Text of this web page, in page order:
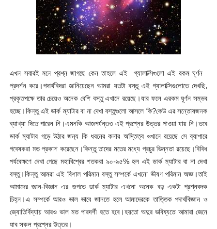
এখন সবারই মনে প্রশ্ন জাগছে কেন তাহলে এই গ্যালাক্সিগুলো এই রকম ঘূর্ণন
প্রদর্শন করে।পদার্থবিদরা জানিয়েছেন আমরা যতটা বস্তু এই গ্যালাক্সিগুলোতে দেখছি,
প্রকৃতপক্ষে তার চেয়েও অনেক বেশি বস্তু এখানে রয়েছে।যার ফলে এরকম ঘূর্ণন সম্ভব
হচ্ছে।কিন্তু এই ডার্ক ম্যাটার বা না দেখা বস্তুগুলো আসলে কি?কেউ এর সন্তোষজনক
ব্যাখ্যা দিতে পারেন নি।এমনকি আজপর্যন্তও এই প্রশ্নের উত্তর পাওয়া যায় নি।তবে
ডার্ক ম্যাটার গড়ে উঠার জন্য কি ধরনের কনার অস্তিত্ব ওখানে রয়েছে সে ব্যাপারে
গবেষকরা মত প্রকাশ করেছেন।কিন্তু তাদের মতের মধ্যে প্রচুর ভিন্নতা রয়েছে।বিবিধ
পর্যবেক্ষণে দেখা গেছে মহাবিশ্বের শতকরা ৯০-৯৫% হল এই ডার্ক ম্যাটার বা না দেখা
বস্তু।কিন্তু আমরা এই বিশাল পরিমান বস্তু সম্পর্কে এখনো ভীষণ পরিমান অজ্ঞ।তাই
আমাদের জ্ঞান-বিজ্ঞান এর জগতে ডার্ক ম্যাটার এখনো অনেক বড় একটা প্রশ্নবদক
চিহ্ন।এ সম্পর্কে আরও ভাল ভাবে জানতে হলে আমাদেরকে তাত্তিক পদার্থবিজ্ঞান ও
জ্যোতির্বিদ্যায় আরও ভাল মত পারদর্শী হতে হবে।হয়তো অদুর ভবিষ্যতে আমারা জেনে
যাব সকল প্রশ্নের উত্তর।